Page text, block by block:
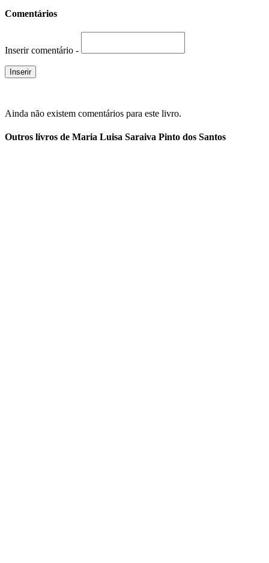
Comentários
Inserir comentário -
Ainda não existem comentários para este livro.
Outros livros de Maria Luisa Saraiva Pinto dos Santos